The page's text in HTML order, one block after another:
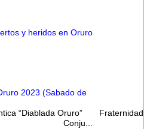
y heridos en Oruro
2023 (Sabado de
“Diablada Oruro” Fraternidad
Conju...